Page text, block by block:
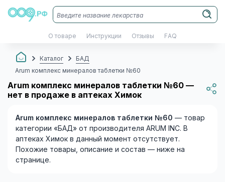
О товаре Инструкции Отзывы FAQ
Каталог
БАД
Arum комплекс минералов таблетки №60
Arum комплекс минералов таблетки №60 —
нет в продаже в аптеках Химок
Arum комплекс минералов таблетки №60 — товар
категории «БАД» от производителя ARUM INC. В
аптеках Химок в данный момент отсутствует.
Похожие товары, описание и состав — ниже на
странице.